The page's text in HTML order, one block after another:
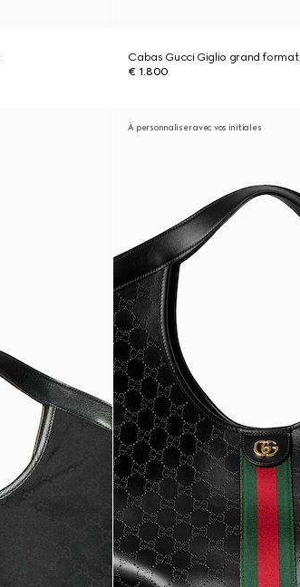
Cabas Gucci Giglio grand format
€ 1.800
À personnaliser avec vos initiales